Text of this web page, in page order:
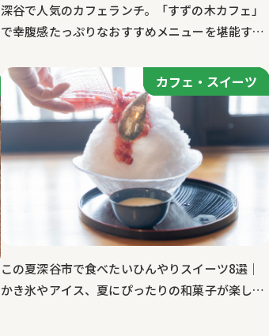
深谷で人気のカフェランチ。「すずの木カフェ」
で幸腹感たっぷりなおすすめメニューを堪能す
カフェ・スイーツ
カフェ・スイーツ
この夏深谷市で食べたいひんやりスイーツ8選｜
かき氷やアイス、夏にぴったりの和菓子が楽しめ